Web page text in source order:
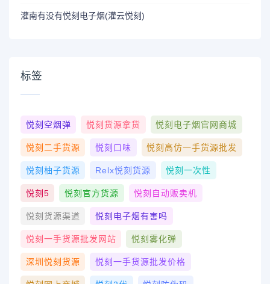
灌南有没有悦刻电子烟(灌云悦刻)
标签
悦刻空烟弹 悦刻货源拿货 悦刻电子烟官网商城
悦刻二手货源 悦刻口味 悦刻高仿一手货源批发
悦刻柚子货源 Relx悦刻货源 悦刻一次性
悦刻5 悦刻官方货源 悦刻自动贩卖机
悦刻货源渠道 悦刻电子烟有害吗
悦刻一手货源批发网站 悦刻雾化弹
深圳悦刻货源 悦刻一手货源批发价格